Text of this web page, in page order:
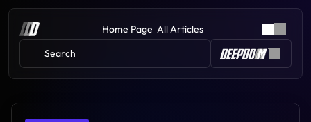
Home Page All Articles
Search